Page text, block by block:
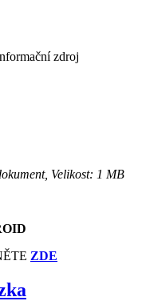
zdroj
Velikost: 1 MB
ZDE